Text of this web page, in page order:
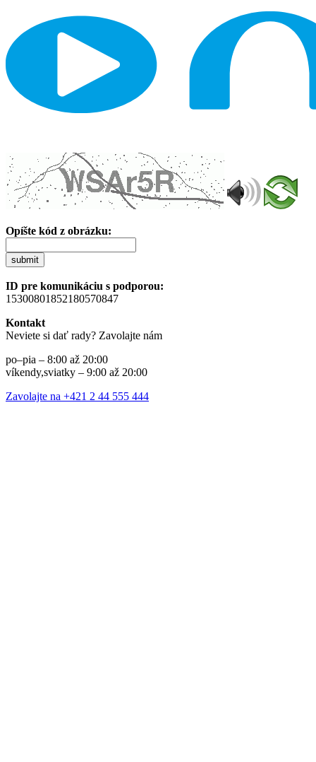
Opíšte kód z obrázku:
submit
ID pre komunikáciu s podporou:
15300801852180570847
Kontakt
Neviete si dať rady? Zavolajte nám
po–pia – 8:00 až 20:00
víkendy,sviatky – 9:00 až 20:00
Zavolajte na +421 2 44 555 444